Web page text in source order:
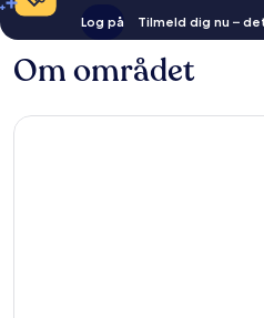
Log på Tilmeld dig nu –
Om området